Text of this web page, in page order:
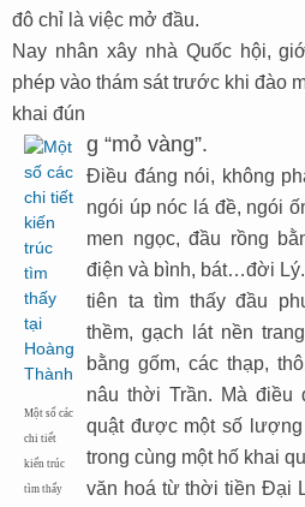
đô chỉ là việc mở đầu.
Nay nhân xây nhà Quốc hội,
phép vào thám sát trước khi đào
khai đún
Một số các
chi tiết
kiến trúc
tìm thấy
g “mỏ vàng”.
Điều đáng nói, không
ngói úp nóc lá đề, ngói
men ngọc, đầu rồng
điện và bình, bát…đời
tiên ta tìm thấy đầu
thềm, gạch lát nền
bằng gốm, các thạp,
nâu thời Trần. Mà điều
quật được một số
trong cùng một hố khai
văn hoá từ thời tiền Đại